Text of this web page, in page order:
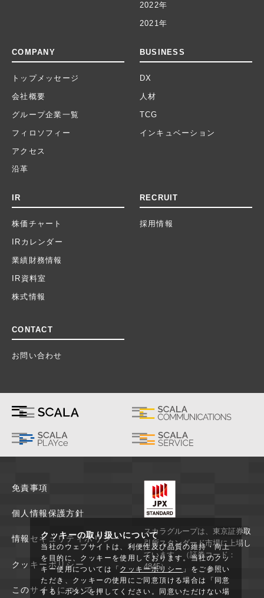
2022年
2021年
COMPANY
トップメッセージ
会社概要
グループ企業一覧
フィロソフィー
アクセス
沿革
BUSINESS
DX
人材
TCG
インキュベーション
IR
株価チャート
IRカレンダー
業績財務情報
IR資料室
株式情報
RECRUIT
採用情報
CONTACT
お問い合わせ
免責事項
個人情報保護方針
情報セキュリティポリシー
クッキーポリシー
このサイトについて
スカラグループは、東京証券取
引所スタンダード市場に上場し
ています。（証券コード：
4845）
クッキーの取り扱いについて
当社のウェブサイトは、利便性及び品質の維持・向上
を目的に、クッキーを使用しております。当社のクッ
キー使用については「 クッキーポリシー 」をご参照い
ただき、クッキーの使用にご同意頂ける場合は「同意
する」ボタンを押してください。同意いただけない場